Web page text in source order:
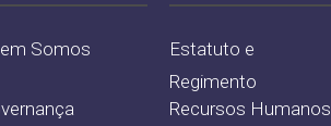
Somos
Estatuto e
Regimento
Recursos Humanos